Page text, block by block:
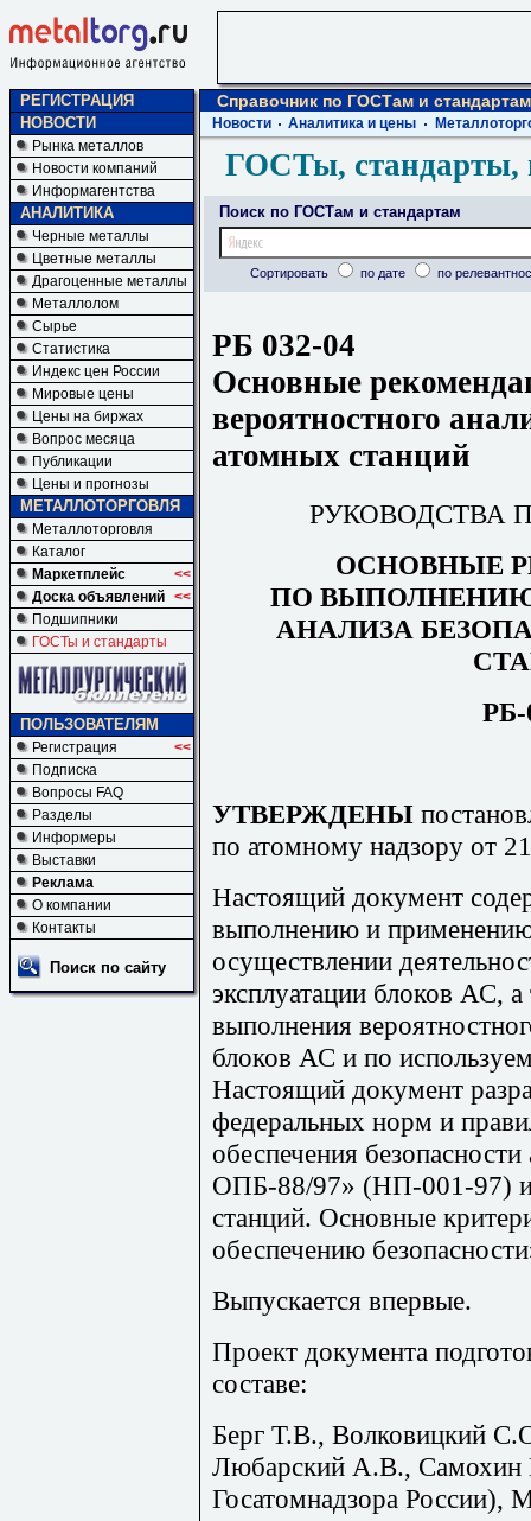
РЕГИСТРАЦИЯ
НОВОСТИ
Рынка металлов
Новости компаний
Информагентства
АНАЛИТИКА
Черные металлы
Цветные металлы
Драгоценные металлы
Металлолом
Сырье
Статистика
Индекс цен России
Мировые цены
Цены на биржах
Вопрос месяца
Публикации
Цены и прогнозы
МЕТАЛЛОТОРГОВЛЯ
Металлоторговля
Каталог
Маркетплейс
<<
Доска объявлений <<
Подшипники
ГОСТы и стандарты
ПОЛЬЗОВАТЕЛЯМ
Регистрация
<<
Подписка
Вопросы FAQ
Разделы
Информеры
Выставки
Реклама
О компании
Контакты
Поиск по сайту
Справочник по ГОСТам и стандартам
Новости Аналитика и цены
ГОСТы, стандарты,
Поиск по ГОСТам и стандартам
Сортировать по дате по
РБ 032-04
Основные
вероятностного
атомных станций
РУКОВОДСТВА
ОСНОВНЫЕ
ПО
АНАЛИЗА
РБ-
УТВЕРЖДЕНЫ
по атомному надзору от
Настоящий документ
выполнению и
осуществлении
эксплуатации блоков АС,
выполнения
блоков АС и по
Настоящий документ
федеральных норм и
обеспечения
ОПБ-88/97» (НП-001-97)
станций. Основные
обеспечению
Выпускается впервые.
Проект документа
составе:
Берг Т.В., Волковицкий
Любарский А.В.,
Госатомнадзора России),